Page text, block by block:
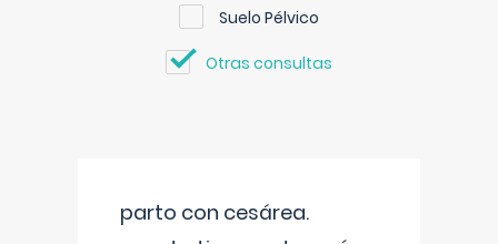
Suelo Pélvico
Otras consultas
parto con cesárea.